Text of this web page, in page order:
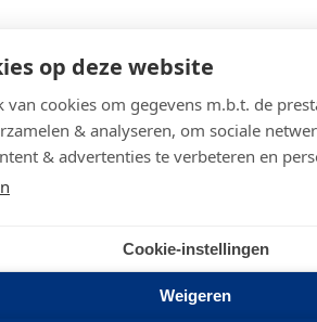
op deze website
van cookies om gegevens m.b.t. de
& analyseren, om sociale
& advertenties te verbeteren en
Cookie-instellingen
Weigeren